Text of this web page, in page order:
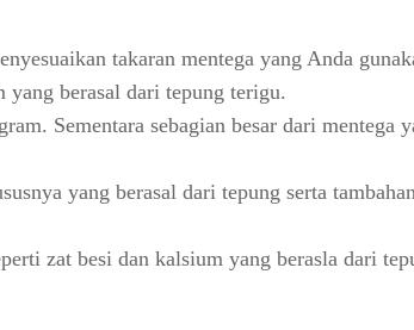
takaran mentega yang Anda
berasal dari tepung terigu.
Sementara sebagian besar dari mentega
yang berasal dari tepung serta
zat besi dan kalsium yang berasla dari